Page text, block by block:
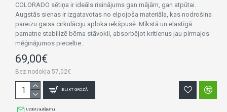
COLORADO sētiņa ir ideāls risinājums gan mājām, gan atpūtai.
Augstās sienas ir izgatavotas no elpojoša materiāla, kas nodrošina
pareizu gaisa cirkulāciju aploka iekšpusē. Mīkstā un elastīgā
pamatne stabilizē bērna stāvokli, absorbējot kritienus jau pirmajos
mēģinājumos pieceltie..
69,00€
Bez nodokļa:57,02€
IELIKT GROZĀ
Uzdot jautājumu